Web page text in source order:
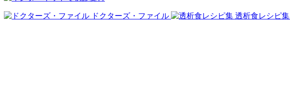
ドクターズ・ファイル 透析食レシピ集